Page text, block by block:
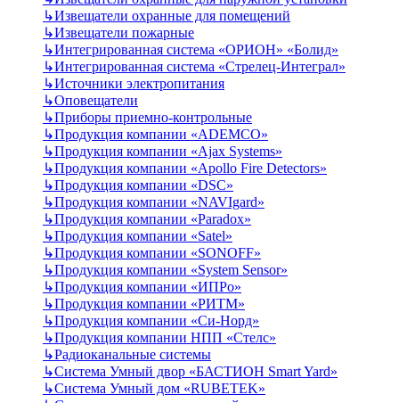
↳Извещатели охранные для помещений
↳Извещатели пожарные
↳Интегрированная система «ОРИОН» «Болид»
↳Интегрированная система «Стрелец-Интеграл»
↳Источники электропитания
↳Оповещатели
↳Приборы приемно-контрольные
↳Продукция компании «ADEMCO»
↳Продукция компании «Ajax Systems»
↳Продукция компании «Apollo Fire Detectors»
↳Продукция компании «DSC»
↳Продукция компании «NAVIgard»
↳Продукция компании «Paradox»
↳Продукция компании «Satel»
↳Продукция компании «SONOFF»
↳Продукция компании «System Sensor»
↳Продукция компании «ИПРо»
↳Продукция компании «РИТМ»
↳Продукция компании «Си-Норд»
↳Продукция компании НПП «Стелс»
↳Радиоканальные системы
↳Система Умный двор «БАСТИОН Smart Yard»
↳Система Умный дом «RUBETEK»